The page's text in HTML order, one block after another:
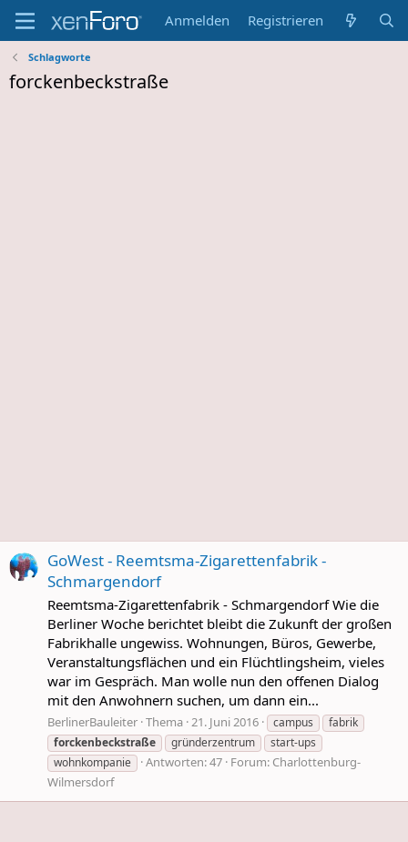
Anmelden Registrieren
Schlagworte
forckenbeckstraße
GoWest - Reemtsma-Zigarettenfabrik -
Schmargendorf
Reemtsma-Zigarettenfabrik - Schmargendorf Wie die
Berliner Woche berichtet bleibt die Zukunft der großen
Fabrikhalle ungewiss. Wohnungen, Büros, Gewerbe,
Veranstaltungsflächen und ein Flüchtlingsheim, vieles
war im Gespräch. Man wolle nun den offenen Dialog
mit den Anwohnern suchen, um dann ein...
BerlinerBauleiter Thema 21. Juni 2016 campus
fabrik
forckenbeckstraße
gründerzentrum
start-ups
wohnkompanie
Antworten: 47 Forum: Charlottenburg-
Wilmersdorf